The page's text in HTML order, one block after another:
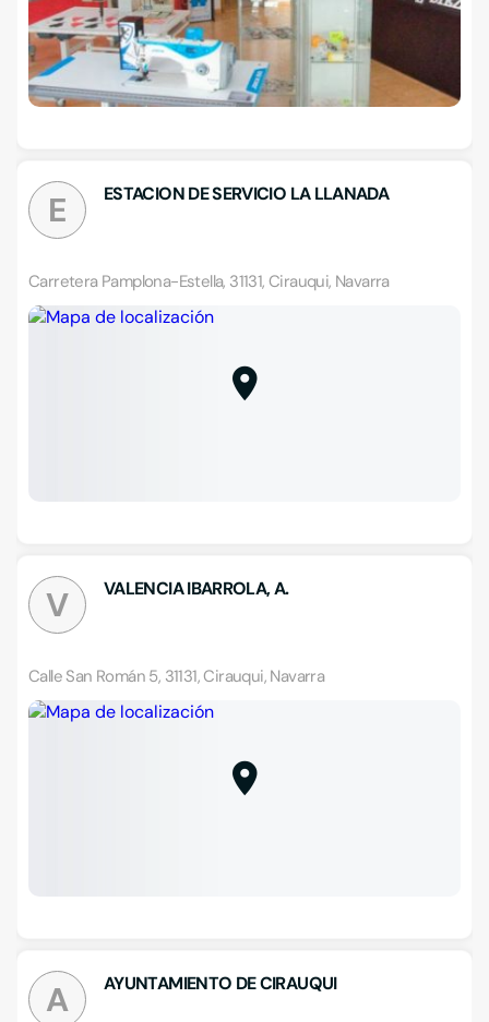
E ESTACION DE SERVICIO LA LLANADA
Carretera Pamplona-Estella, 31131, Cirauqui, Navarra
V VALENCIA IBARROLA, A.
Calle San Román 5, 31131, Cirauqui, Navarra
A AYUNTAMIENTO DE CIRAUQUI